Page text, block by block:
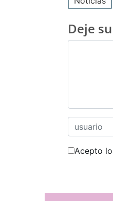
Deje
Acepto